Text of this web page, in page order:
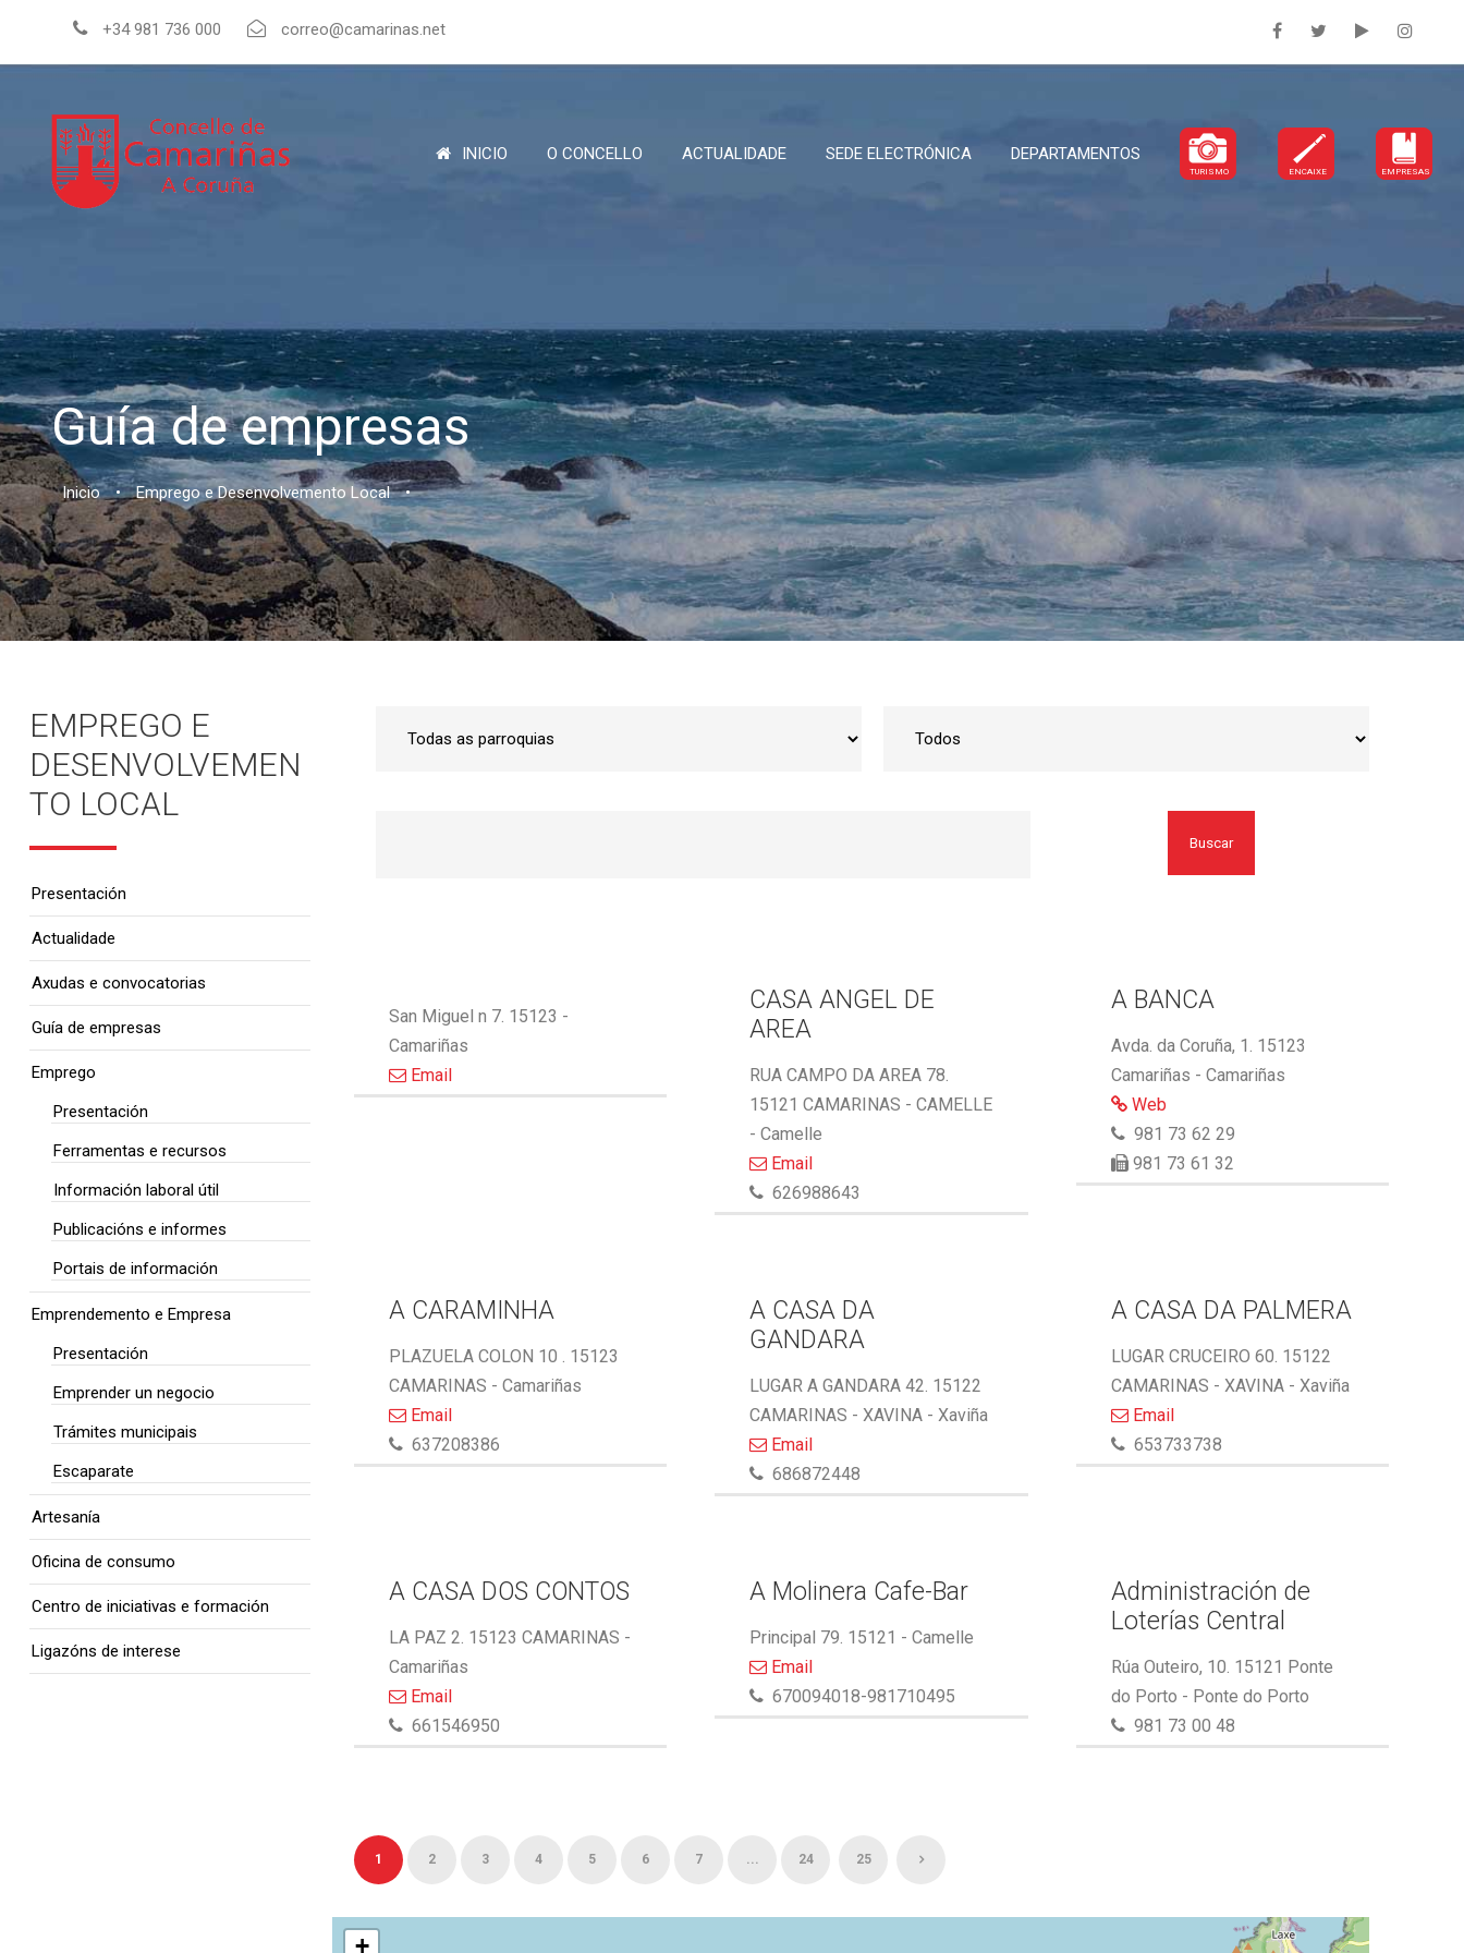
+34 981 736 000 correo@camarinas.net
INICIO O CONCELLO ACTUALIDADE SEDE ELECTRÓNICA DEPARTAMENTOS
TURISMO ENCAIXE EMPRESAS
Guía de empresas
Inicio • Emprego e Desenvolvemento Local •
Buscar
San Miguel n 7. 15123 -
Camariñas
Email
CASA ANGEL DE
AREA
RUA CAMPO DA AREA 78.
15121 CAMARINAS - CAMELLE
- Camelle
Email
626988643
A BANCA
Avda. da Coruña, 1. 15123
Camariñas - Camariñas
Web
981 73 62 29
981 73 61 32
A CARAMINHA
PLAZUELA COLON 10 . 15123
CAMARINAS - Camariñas
Email
637208386
A CASA DA
GANDARA
LUGAR A GANDARA 42. 15122
CAMARINAS - XAVINA - Xaviña
Email
686872448
A CASA DA PALMERA
LUGAR CRUCEIRO 60. 15122
CAMARINAS - XAVINA - Xaviña
Email
653733738
A CASA DOS CONTOS
LA PAZ 2. 15123 CAMARINAS -
Camariñas
Email
661546950
A Molinera Cafe-Bar
Principal 79. 15121 - Camelle
Email
670094018-981710495
Administración de
Loterías Central
Rúa Outeiro, 10. 15121 Ponte
do Porto - Ponte do Porto
981 73 00 48
1 2 3 4 5 6 7 ... 24 25
+
EMPREGO E
DESENVOLVEMEN
TO LOCAL
Presentación
Actualidade
Axudas e convocatorias
Guía de empresas
Emprego
Presentación
Ferramentas e recursos
Información laboral útil
Publicacións e informes
Portais de información
Emprendemento e Empresa
Presentación
Emprender un negocio
Trámites municipais
Escaparate
Artesanía
Oficina de consumo
Centro de iniciativas e formación
Ligazóns de interese